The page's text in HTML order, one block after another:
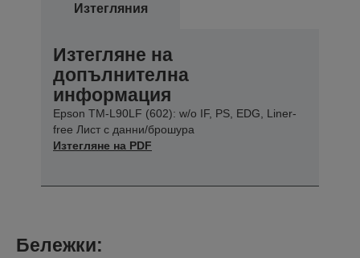
Изтегляния
Изтегляне на
допълнителна
информация
Epson TM-L90LF (602): w/o IF, PS, EDG, Liner-
free Лист с данни/брошура
Изтегляне на PDF
Бележки: